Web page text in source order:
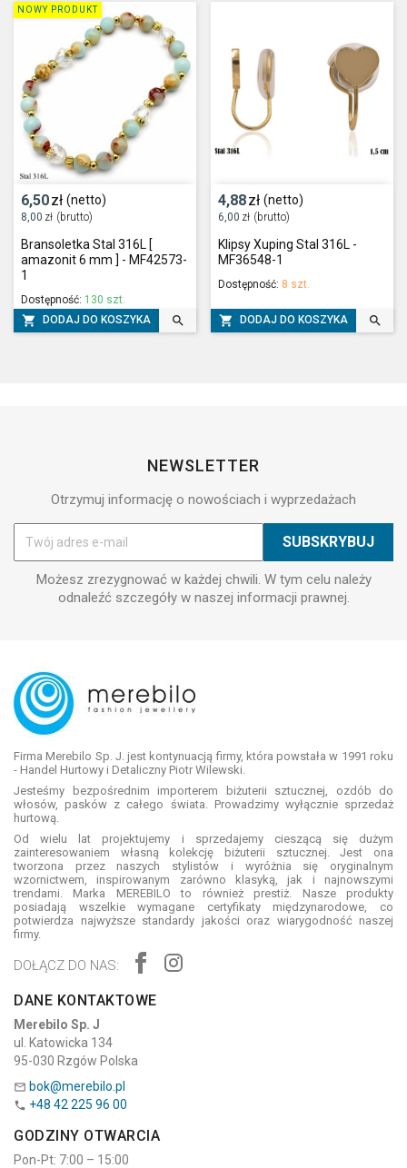
6,50zł (netto)
8,00 zł (brutto)
Bransoletka Stal 316L [
amazonit 6 mm ] - MF42573-
1
Dostępność: 130 szt.
 DODAJ DO KOSZYKA 
NOWY PRODUKT
4,88zł (netto)
6,00 zł (brutto)
Klipsy Xuping Stal 316L -
MF36548-1
Dostępność: 8 szt.
 DODAJ DO KOSZYKA 
NEWSLETTER
Otrzymuj informację o nowościach i wyprzedażach
Możesz zrezygnować w każdej chwili. W tym celu należy
odnaleźć szczegóły w naszej informacji prawnej.
Firma Merebilo Sp. J. jest kontynuacją firmy, która powstała w 1991 roku
- Handel Hurtowy i Detaliczny Piotr Wilewski.
Jesteśmy bezpośrednim importerem biżuterii sztucznej, ozdób do
włosów, pasków z całego świata. Prowadzimy wyłącznie sprzedaż
hurtową.
Od wielu lat projektujemy i sprzedajemy cieszącą się dużym
zainteresowaniem własną kolekcję biżuterii sztucznej. Jest ona
tworzona przez naszych stylistów i wyróżnia się oryginalnym
wzornictwem, inspirowanym zarówno klasyką, jak i najnowszymi
trendami. Marka MEREBILO to również prestiż. Nasze produkty
posiadają wszelkie wymagane certyfikaty międzynarodowe, co
potwierdza najwyższe standardy jakości oraz wiarygodność naszej
firmy.
DOŁĄCZ DO NAS:
DANE KONTAKTOWE
Merebilo Sp. J
ul. Katowicka 134
95-030 Rzgów Polska
 bok@merebilo.pl
 +48 42 225 96 00
GODZINY OTWARCIA
Pon-Pt: 7:00 – 15:00